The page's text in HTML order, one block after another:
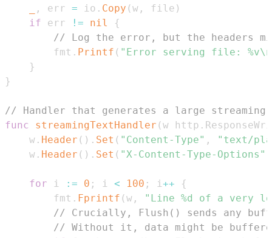
, err = io . Copy (w , file )
if err != nil
{
// Log the error, but the headers
		fmt
. Printf ( "Error serving file:
}
}
// Handler that generates a large streaming
func
streamingTextHandler (w http .
	w
. Header ( ) . Set ( "Content-Type" ,
"text/
	w
. Header ( ) . Set ( "X-Content-Type-Options"
for i := 0 ; i < 100 ; i++
{
		fmt
. Fprintf (w ,
"Line %d of a very
// Crucially, Flush() sends any
// Without it, data might be